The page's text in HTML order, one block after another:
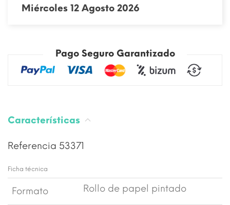
Miércoles 12 Agosto 2026
Pago Seguro Garantizado
Características
Referencia 53371
Ficha técnica
Formato Rollo de papel pintado